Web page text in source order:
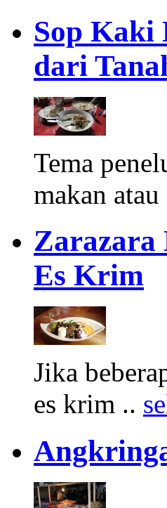
Sop Kaki
dari
Tema
makan atau
Zarazara
Es Krim
Jika
es krim ..